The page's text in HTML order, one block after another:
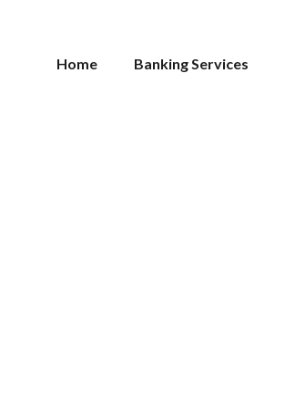
Home Banking Services